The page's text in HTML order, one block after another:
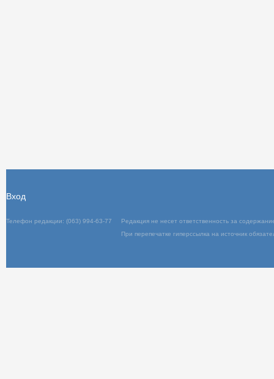
Телефон редакции: (063) 994-63-77
При